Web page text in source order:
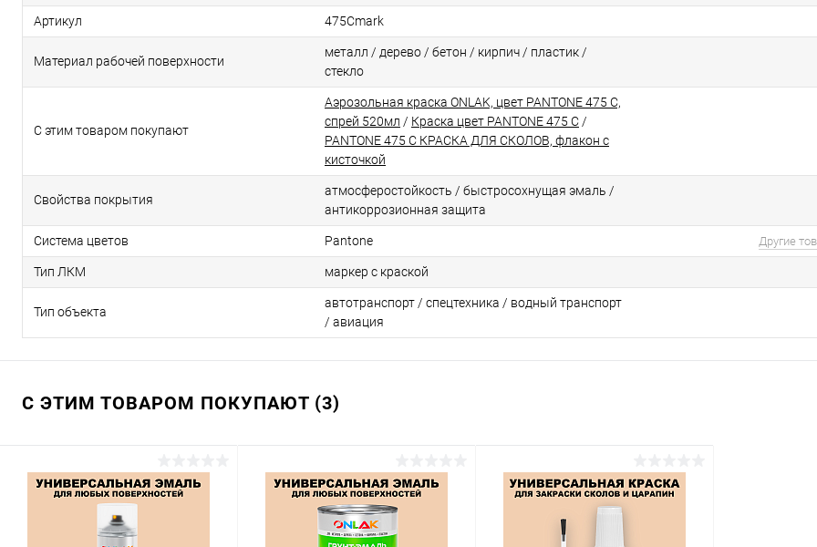
Артикул 475Cmark
Материал рабочей поверхности
металл / дерево / бетон / кирпич / пластик /
стекло
С этим товаром покупают
Аэрозольная краска ONLAK, цвет PANTONE 475 C,
спрей 520мл / Краска цвет PANTONE 475 C /
PANTONE 475 C КРАСКА ДЛЯ СКОЛОВ, флакон с
кисточкой
Свойства покрытия
атмосферостойкоcть / быстросохнущая эмаль /
антикоррозионная защита
Система цветов Pantone Другие
Тип ЛКМ маркер с краской
Тип объекта
автотранспорт / спецтехника / водный транспорт
/ авиация
С ЭТИМ ТОВАРОМ ПОКУПАЮТ (3)